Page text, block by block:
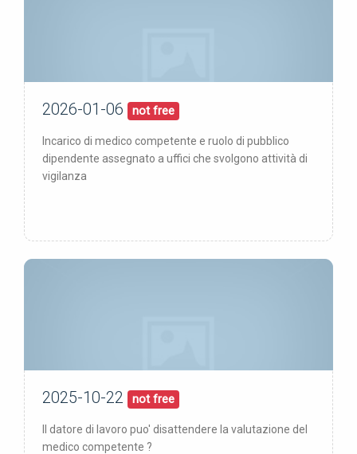
pubblicata:06/01/26
2026-01-06 not free
Incarico di medico competente e ruolo di pubblico
dipendente assegnato a uffici che svolgono attività di
vigilanza
pubblicata:22/10/25
2025-10-22 not free
Il datore di lavoro puo' disattendere la valutazione del
medico competente ?